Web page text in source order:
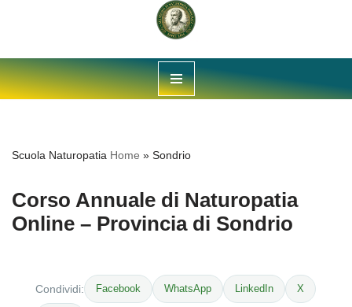
contenuto
Scuola Naturopatia Home » Sondrio
Corso Annuale di Naturopatia
Online – Provincia di Sondrio
Condividi: Facebook WhatsApp LinkedIn X